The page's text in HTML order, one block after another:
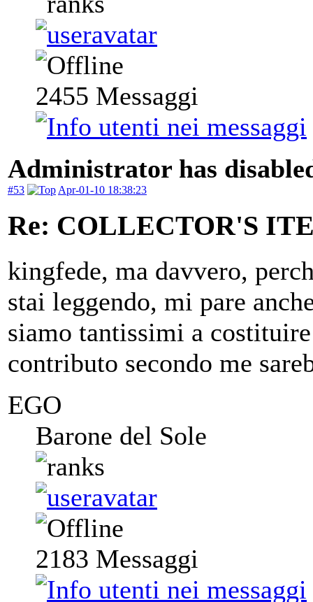
2455 Messaggi
Administrator has
#53 Apr-01-10 18:38:23
Re: COLLECTOR'S
kingfede, ma davvero,
stai leggendo, mi pare
siamo tantissimi a
contributo secondo me
EGO
Barone del Sole
2183 Messaggi